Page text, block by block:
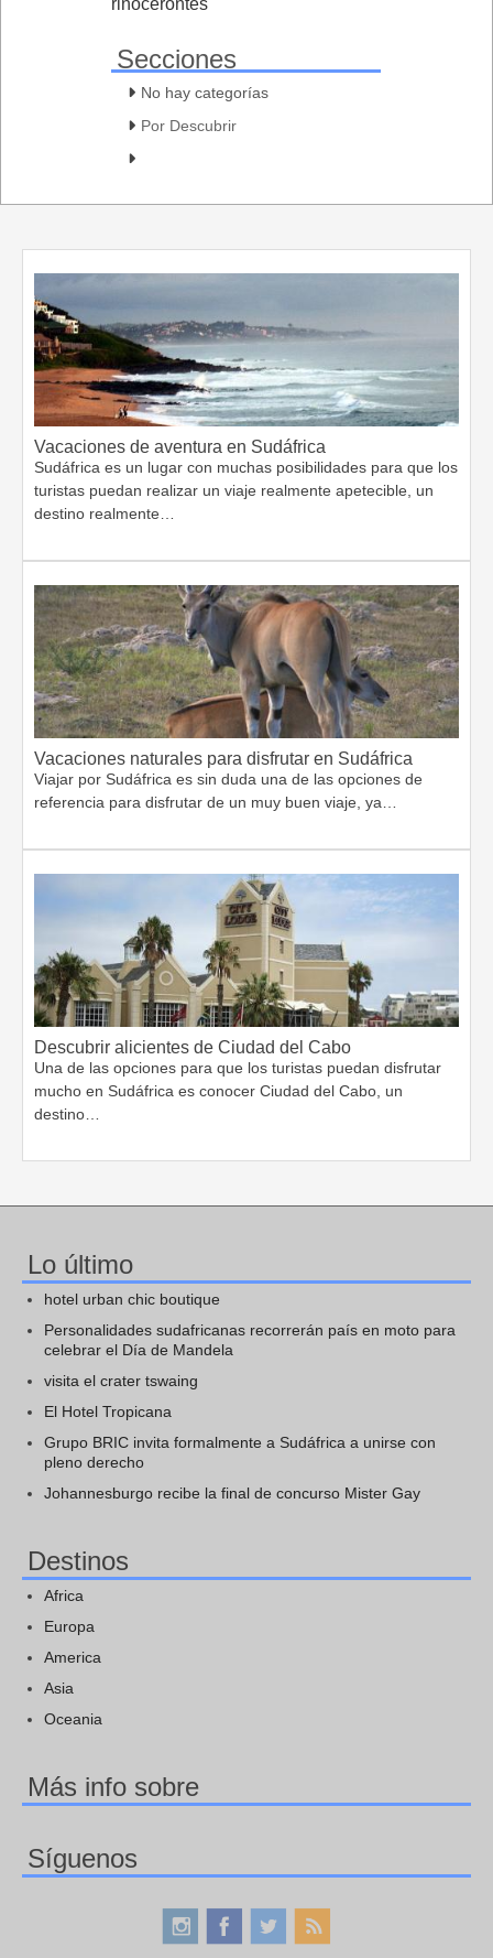
Secciones
No hay categorías
Por Descubrir
Vacaciones de aventura en Sudáfrica
Sudáfrica es un lugar con muchas posibilidades para que los
turistas puedan realizar un viaje realmente apetecible, un
destino realmente…
Vacaciones naturales para disfrutar en Sudáfrica
Viajar por Sudáfrica es sin duda una de las opciones de
referencia para disfrutar de un muy buen viaje, ya…
Descubrir alicientes de Ciudad del Cabo
Una de las opciones para que los turistas puedan disfrutar
mucho en Sudáfrica es conocer Ciudad del Cabo, un
destino…
Lo último
hotel urban chic boutique
Personalidades sudafricanas recorrerán país en moto para
celebrar el Día de Mandela
visita el crater tswaing
El Hotel Tropicana
Grupo BRIC invita formalmente a Sudáfrica a unirse con
pleno derecho
Johannesburgo recibe la final de concurso Mister Gay
Destinos
Africa
Europa
America
Asia
Oceania
Más info sobre
Síguenos